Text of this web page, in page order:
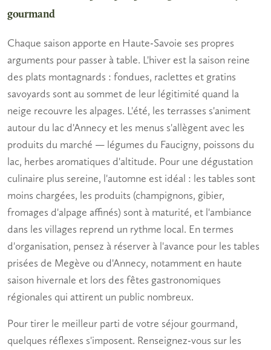
gourmand
Chaque saison apporte en Haute-Savoie ses propres
arguments pour passer à table. L'hiver est la saison reine
des plats montagnards : fondues, raclettes et gratins
savoyards sont au sommet de leur légitimité quand la
neige recouvre les alpages. L'été, les terrasses s'animent
autour du lac d'Annecy et les menus s'allègent avec les
produits du marché — légumes du Faucigny, poissons du
lac, herbes aromatiques d'altitude. Pour une dégustation
culinaire plus sereine, l'automne est idéal : les tables sont
moins chargées, les produits (champignons, gibier,
fromages d'alpage affinés) sont à maturité, et l'ambiance
dans les villages reprend un rythme local. En termes
d'organisation, pensez à réserver à l'avance pour les tables
prisées de Megève ou d'Annecy, notamment en haute
saison hivernale et lors des fêtes gastronomiques
régionales qui attirent un public nombreux.
Pour tirer le meilleur parti de votre séjour gourmand,
quelques réflexes s'imposent. Renseignez-vous sur les